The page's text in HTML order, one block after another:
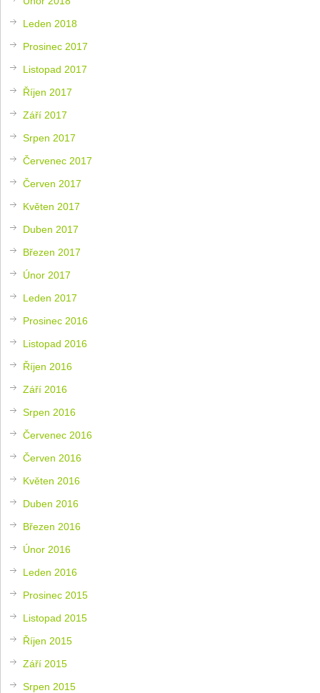
Leden 2018
Prosinec 2017
Listopad 2017
Říjen 2017
Září 2017
Srpen 2017
Červenec 2017
Červen 2017
Květen 2017
Duben 2017
Březen 2017
Únor 2017
Leden 2017
Prosinec 2016
Listopad 2016
Říjen 2016
Září 2016
Srpen 2016
Červenec 2016
Červen 2016
Květen 2016
Duben 2016
Březen 2016
Únor 2016
Leden 2016
Prosinec 2015
Listopad 2015
Říjen 2015
Září 2015
Srpen 2015